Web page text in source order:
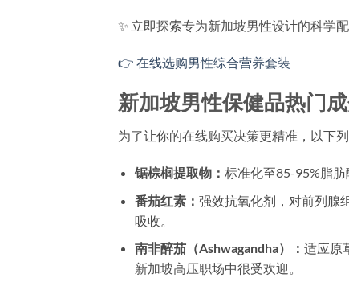
✨ 立即探索专为新加坡男性设计的科学
👉 在线选购男性综合营养套装
新加坡男性保健品热门
为了让你的在线购买决策更精准，以下
锯棕榈提取物： 标准化至85-95%脂
番茄红素： 强效抗氧化剂，对前列腺
吸收。
南非醉茄（Ashwagandha）： 适应原
新加坡高压职场中很受欢迎。